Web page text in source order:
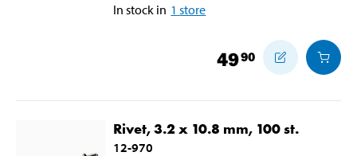
In stock in 1 store
4990
Rivet, 3.2 x 10.8 mm, 100 st.
12-970